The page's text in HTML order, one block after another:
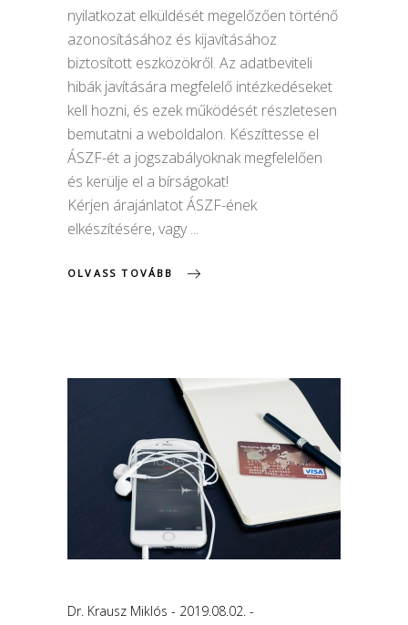
nyilatkozat elküldését megelőzően történő
azonosításához és kijavításához
biztosított eszközökről. Az adatbeviteli
hibák javítására megfelelő intézkedéseket
kell hozni, és ezek működését részletesen
bemutatni a weboldalon. Készíttesse el
ÁSZF-ét a jogszabályoknak megfelelően
és kerülje el a bírságokat!
Kérjen árajánlatot ÁSZF-ének
elkészítésére, vagy
OLVASS TOVÁBB
Dr. Krausz Miklós 2019.08.02.